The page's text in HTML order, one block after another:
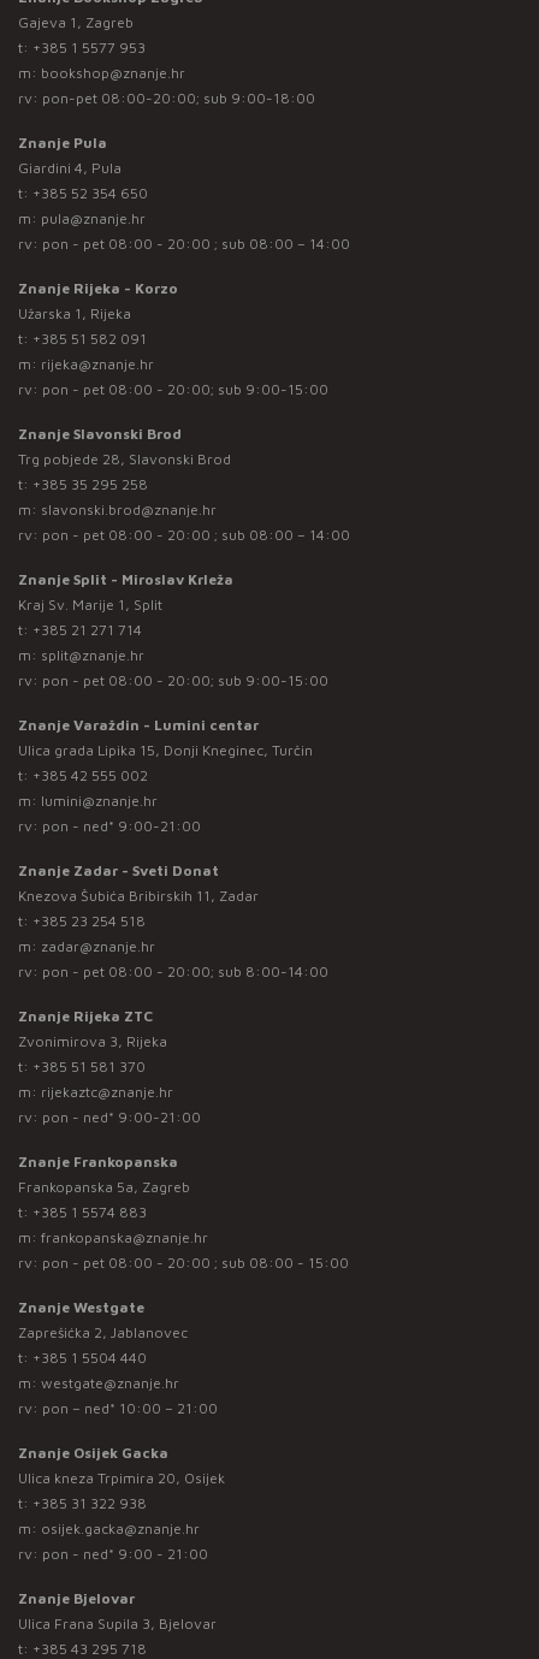
Gajeva 1, Zagreb
t: +385 1 5577 953
m: bookshop@znanje.hr
rv: pon-pet 08:00-20:00; sub 9:00-18:00
Znanje Pula
Giardini 4, Pula
t: +385 52 354 650
m: pula@znanje.hr
rv: pon - pet 08:00 - 20:00 ; sub 08:00 – 14:00
Znanje Rijeka - Korzo
Užarska 1, Rijeka
t: +385 51 582 091
m: rijeka@znanje.hr
rv: pon - pet 08:00 - 20:00; sub 9:00-15:00
Znanje Slavonski Brod
Trg pobjede 28, Slavonski Brod
t: +385 35 295 258
m: slavonski.brod@znanje.hr
rv: pon - pet 08:00 - 20:00 ; sub 08:00 – 14:00
Znanje Split - Miroslav Krleža
Kraj Sv. Marije 1, Split
t: +385 21 271 714
m: split@znanje.hr
rv: pon - pet 08:00 - 20:00; sub 9:00-15:00
Znanje Varaždin - Lumini centar
Ulica grada Lipika 15, Donji Kneginec, Turčin
t: +385 42 555 002
m: lumini@znanje.hr
rv: pon - ned* 9:00-21:00
Znanje Zadar - Sveti Donat
Knezova Šubića Bribirskih 11, Zadar
t: +385 23 254 518
m: zadar@znanje.hr
rv: pon - pet 08:00 - 20:00; sub 8:00-14:00
Znanje Rijeka ZTC
Zvonimirova 3, Rijeka
t: +385 51 581 370
m: rijekaztc@znanje.hr
rv: pon - ned* 9:00-21:00
Znanje Frankopanska
Frankopanska 5a, Zagreb
t: +385 1 5574 883
m: frankopanska@znanje.hr
rv: pon - pet 08:00 - 20:00 ; sub 08:00 - 15:00
Znanje Westgate
Zaprešićka 2, Jablanovec
t: +385 1 5504 440
m: westgate@znanje.hr
rv: pon – ned* 10:00 – 21:00
Znanje Osijek Gacka
Ulica kneza Trpimira 20, Osijek
t: +385 31 322 938
m: osijek.gacka@znanje.hr
rv: pon - ned* 9:00 - 21:00
Znanje Bjelovar
Ulica Frana Supila 3, Bjelovar
t: +385 43 295 718